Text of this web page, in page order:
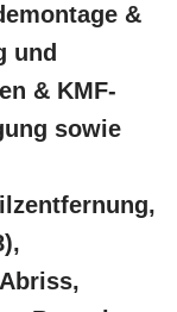
&
und
& KMF-
sowie